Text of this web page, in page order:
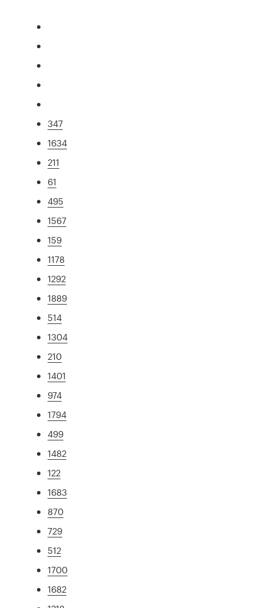
347
1634
211
61
495
1567
159
1178
1292
1889
514
1304
210
1401
974
1794
499
1482
122
1683
870
729
512
1700
1682